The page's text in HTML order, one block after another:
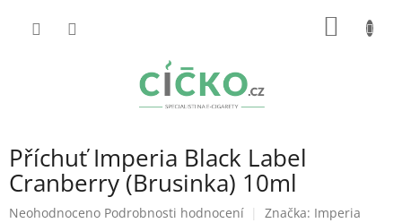
Příchuť Imperia Black Label
Cranberry (Brusinka) 10ml
Průměrné
Neohodnoceno Podrobnosti hodnocení Značka: Imperia